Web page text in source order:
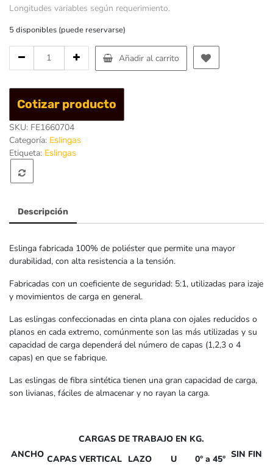
Longitudes variables según requerimiento.
5 disponibles (puede reservarse)
Plana
Ojo/Ojo
x
2
Capas
Añadir al carrito
Cotizar producto
SKU: FE1660704
Categoría: Eslingas
Etiqueta: Eslingas
Descripción
Eslinga fabricada 100% de poliéster que permite una mayor
durabilidad, con alta resistencia a la tensión.
Fabricadas con un coeficiente de seguridad: 5:1, utilizadas para izaje
y movimientos de carga en general.
Las eslingas confeccionadas en cinta plana con ojales reducidos o
planos en cada extremo, comúnmente son las más utilizadas y su
capacidad de carga dependerá del número de capas (1,2,3 o 4
capas) en que se fabrique.
Las eslingas de fibra sintética tienen una gran capacidad de carga,
son livianas, fáciles de almacenar y no rayan la carga.
CARGAS DE TRABAJO EN KG.
ANCHO CAPAS VERTICAL LAZO U 0° a 45° SIN FIN